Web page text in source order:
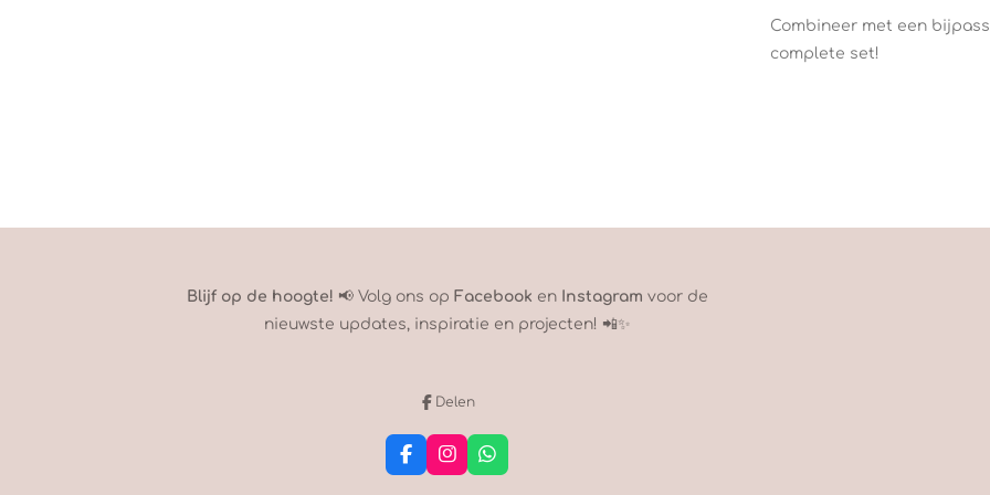
Combineer met een
complete set!
Blijf op de hoogte! 📢 Volg ons op Facebook en Instagram voor de
nieuwste updates, inspiratie en projecten! 📲✨
Delen
F
a
I
n
W
h